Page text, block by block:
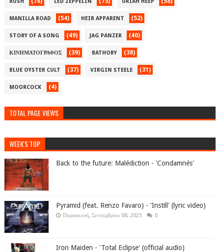
RUSH LED ZEPPELIN URIAH HEEP
MANILLA ROAD (54) HEIR APPARENT (52)
STORY OF A SONG (49) JAG PANZER (40)
ΚΙΝΗΜΑΤΟΓΡΑΦΟΣ (39) BATHORY (38)
BLUE OYSTER CULT (37) VIRGIN STEELE (31)
MOORCOCK (4)
TOTAL PAGE VIEWS
WEEK'S TOP
Back to the future: Malédiction - 'Condamnés'
Pyramid (feat. Renzo Favaro) - 'Instill' (lyric video)
Παρασκευή, Σεπτεμβρίου 08, 2023 0
Iron Maiden - 'Total Eclipse' (official audio)